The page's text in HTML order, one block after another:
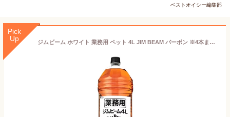
ベストオイシー編集部
Pick
Up
ジムビーム ホワイト 業務用 ペット 4L JIM BEAM バーボン ※4本まで1個口で発送可能父の日 暑中見舞い ギフト 御祝 熨斗